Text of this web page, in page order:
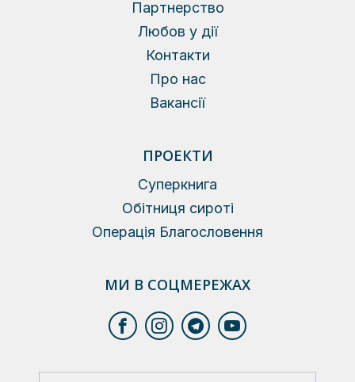
Партнерство
Любов у дії
Контакти
Про нас
Вакансії
ПРОЕКТИ
Суперкнига
Обітниця сироті
Операція Благословення
МИ В СОЦМЕРЕЖАХ